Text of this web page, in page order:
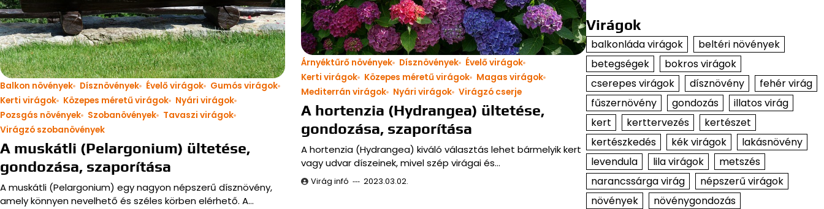
Balkon növények Dísznövények Évelő virágok
Gumós virágok
Kerti virágok
Közepes méretű virágok
Nyári virágok
Pozsgás növények
Szobanövények
Tavaszi virágok
Virágzó szobanövények
A muskátli (Pelargonium) ültetése,
gondozása, szaporítása
A muskátli (Pelargonium) egy nagyon népszerű dísznövény,
amely könnyen nevelhető és széles körben elérhető. A…
Árnyéktűrő növények Dísznövények
Évelő virágok
Kerti virágok
Közepes méretű virágok
Magas virágok
Mediterrán virágok
Nyári virágok Virágzó cserje
A hortenzia (Hydrangea) ültetése,
gondozása, szaporítása
A hortenzia (Hydrangea) kiváló választás lehet bármelyik kert
vagy udvar díszeinek, mivel szép virágai és…
Virág infó 2023.03.02.
Virágok
balkonláda virágok
beltéri növények
betegségek
bokros virágok
cserepes virágok
dísznövény
fehér virág
fűszernövény
gondozás
illatos virág
kert
kerttervezés
kertészet
kertészkedés
kék virágok
lakásnövény
levendula
lila virágok
metszés
narancssárga virág
népszerű virágok
növények
növénygondozás